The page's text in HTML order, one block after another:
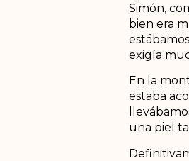
Simón,
bien era
exigía
En la
estaba
una piel